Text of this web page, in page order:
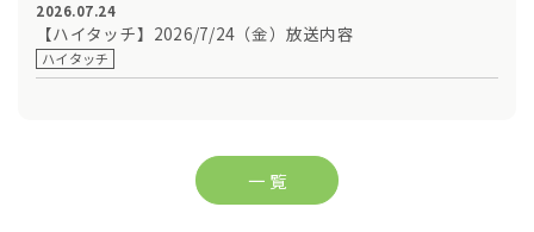
2026.07.24
【ハイタッチ】2026/7/24（金）放送内容
ハイタッチ
一 覧